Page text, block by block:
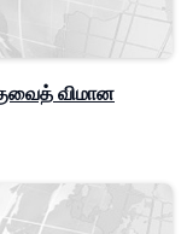
விமான